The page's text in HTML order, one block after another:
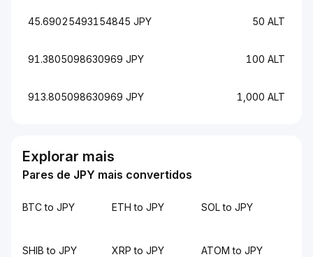
45.69025493154845 JPY 50 ALT
91.3805098630969 JPY 100 ALT
913.805098630969 JPY 1,000 ALT
Explorar mais
Pares de JPY mais convertidos
BTC to JPY ETH to JPY SOL to JPY
SHIB to JPY XRP to JPY ATOM to JPY